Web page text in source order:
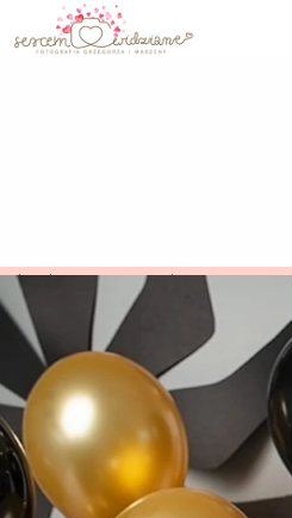
IdealnaStrona.pl>